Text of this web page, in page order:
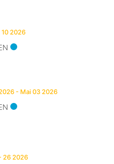
2026
- Mai 03 2026
26 2026